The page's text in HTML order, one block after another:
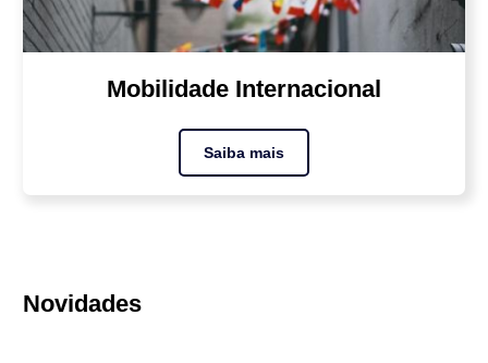
Mobilidade Internacional
Saiba mais
Novidades